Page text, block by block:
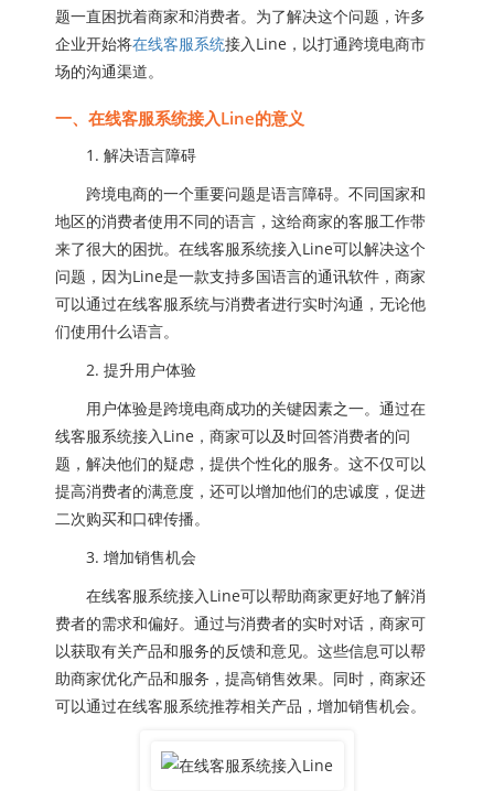
题一直困扰着商家和消费者。为了解决这个问题，许多
企业开始将在线客服系统接入Line，以打通跨境电商市
场的沟通渠道。
一、在线客服系统接入Line的意义
1. 解决语言障碍
跨境电商的一个重要问题是语言障碍。不同国家和
地区的消费者使用不同的语言，这给商家的客服工作带
来了很大的困扰。在线客服系统接入Line可以解决这个
问题，因为Line是一款支持多国语言的通讯软件，商家
可以通过在线客服系统与消费者进行实时沟通，无论他
们使用什么语言。
2. 提升用户体验
用户体验是跨境电商成功的关键因素之一。通过在
线客服系统接入Line，商家可以及时回答消费者的问
题，解决他们的疑虑，提供个性化的服务。这不仅可以
提高消费者的满意度，还可以增加他们的忠诚度，促进
二次购买和口碑传播。
3. 增加销售机会
在线客服系统接入Line可以帮助商家更好地了解消
费者的需求和偏好。通过与消费者的实时对话，商家可
以获取有关产品和服务的反馈和意见。这些信息可以帮
助商家优化产品和服务，提高销售效果。同时，商家还
可以通过在线客服系统推荐相关产品，增加销售机会。